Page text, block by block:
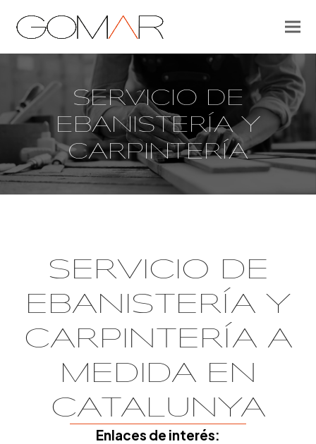
SERVICIO DE
EBANISTERÍA Y
CARPINTERÍA
SERVICIO DE
EBANISTERÍA Y
CARPINTERÍA A
MEDIDA EN
CATALUNYA
Enlaces de interés: